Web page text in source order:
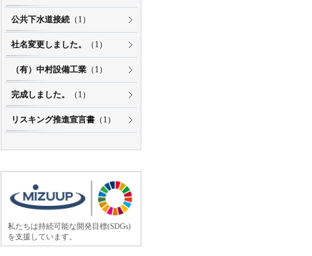
公共下水道接続 （1）
社名変更しました。 （1）
（有）中村設備工業 （1）
完成しました。 （1）
リスキング推進宣言書 （1）
私たちは持続可能な開発目標(SDGs)
を支援しています。